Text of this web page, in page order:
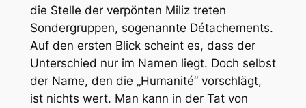
die Stelle der verpönten Miliz treten
Sondergruppen, sogenannte Détachements.
Auf den ersten Blick scheint es, dass der
Unterschied nur im Namen liegt. Doch selbst
der Name, den die „Humanité“ vorschlägt,
ist nichts wert. Man kann in der Tat von